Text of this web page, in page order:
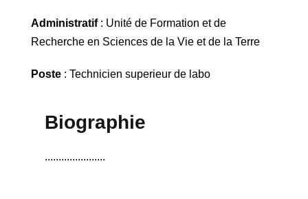
Administratif : Unité de Formation et de
Recherche en Sciences de la Vie et de la Terre
Poste: Technicien superieur de labo
Biographie
......................